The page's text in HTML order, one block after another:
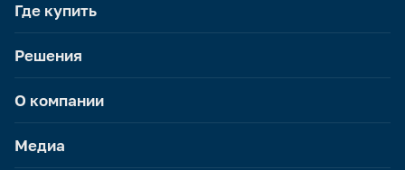
Где купить
Решения
О компании
Медиа